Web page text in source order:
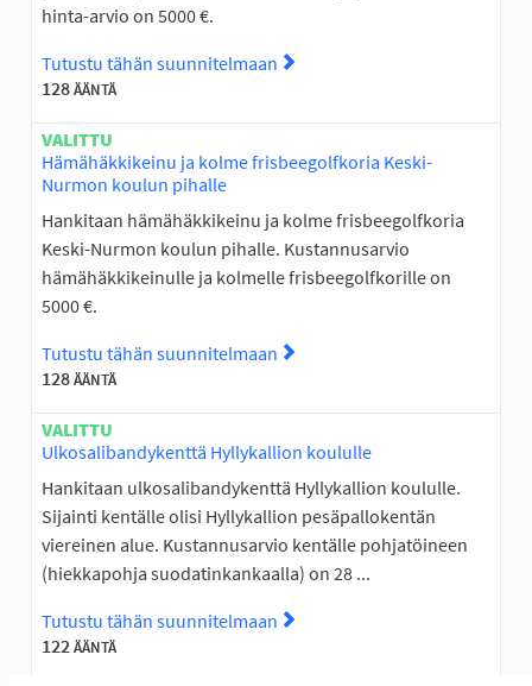
hinta-arvio on 5000 €.
Tutustu tähän suunnitelmaan
128ÄÄNTÄ
VALITTU
Hämähäkkikeinu ja kolme frisbeegolfkoria Keski-
Nurmon koulun pihalle
Hankitaan hämähäkkikeinu ja kolme frisbeegolfkoria
Keski-Nurmon koulun pihalle. Kustannusarvio
hämähäkkikeinulle ja kolmelle frisbeegolfkorille on
5000 €.
Tutustu tähän suunnitelmaan
128ÄÄNTÄ
VALITTU
Ulkosalibandykenttä Hyllykallion koululle
Hankitaan ulkosalibandykenttä Hyllykallion koululle.
Sijainti kentälle olisi Hyllykallion pesäpallokentän
viereinen alue. Kustannusarvio kentälle pohjatöineen
(hiekkapohja suodatinkankaalla) on 28 ...
Tutustu tähän suunnitelmaan
122ÄÄNTÄ